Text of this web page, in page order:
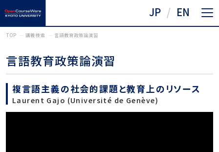
JP EN
TOP 講義検索 言語教育政策論演習
言語教育政策論演習
複言語主義の社会的課題と教育上のリソース
Laurent Gajo (Université de Genève)